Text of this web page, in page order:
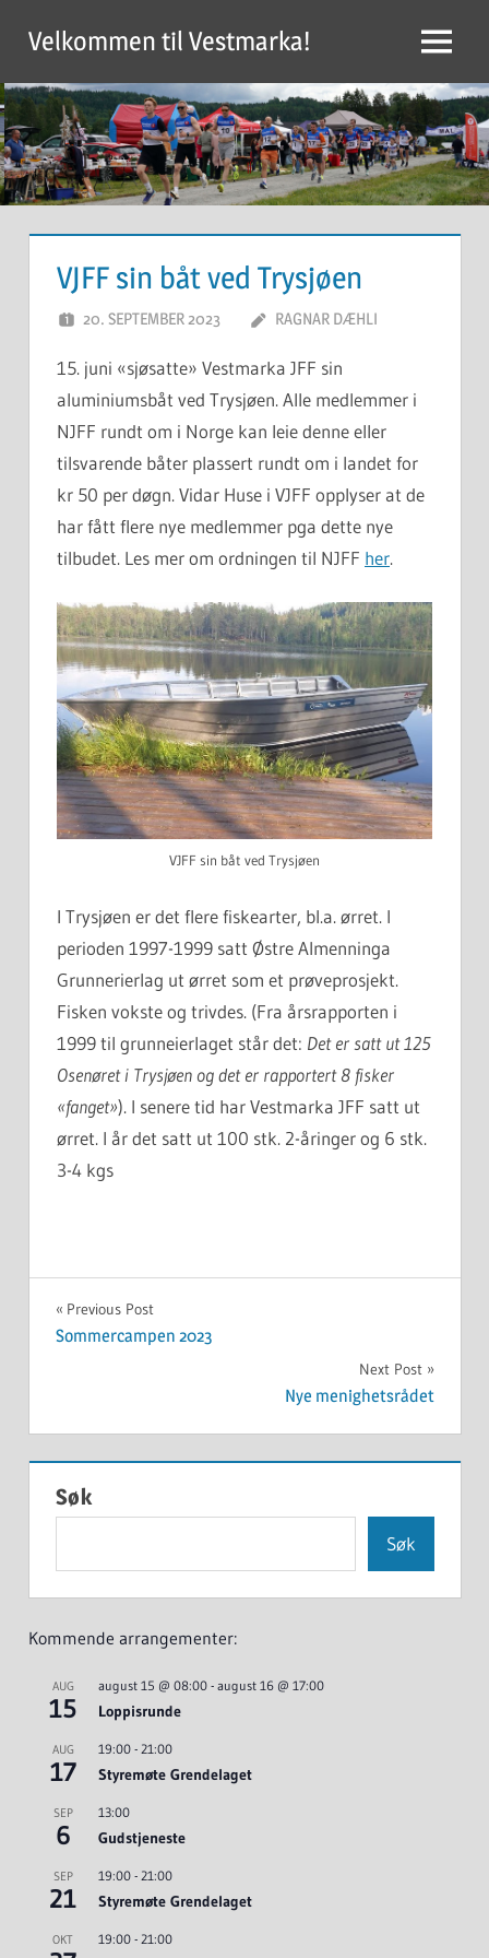
content
Velkommen til Vestmarka! Menu
VJFF sin båt ved Trysjøen
20. SEPTEMBER 2023 RAGNAR DÆHLI
15. juni «sjøsatte» Vestmarka JFF sin
aluminiumsbåt ved Trysjøen. Alle medlemmer i
NJFF rundt om i Norge kan leie denne eller
tilsvarende båter plassert rundt om i landet for
kr 50 per døgn. Vidar Huse i VJFF opplyser at de
har fått flere nye medlemmer pga dette nye
tilbudet. Les mer om ordningen til NJFF her.
VJFF sin båt ved Trysjøen
I Trysjøen er det flere fiskearter, bl.a. ørret. I
perioden 1997-1999 satt Østre Almenninga
Grunnerierlag ut ørret som et prøveprosjekt.
Fisken vokste og trivdes. (Fra årsrapporten i
1999 til grunneierlaget står det: Det er satt ut 125
Osenøret i Trysjøen og det er rapportert 8 fisker
«fanget»). I senere tid har Vestmarka JFF satt ut
ørret. I år det satt ut 100 stk. 2-åringer og 6 stk.
3-4 kgs
Innleggsnavigasjon
Previous Post
Sommercampen 2023
Next Post
Nye menighetsrådet
Søk
Søk
Kommende arrangementer:
AUG
15
august 15 @ 08:00- august 16 @ 17:00
Loppisrunde
AUG
17
19:00- 21:00
Styremøte Grendelaget
SEP
6
13:00
Gudstjeneste
SEP
21
19:00- 21:00
Styremøte Grendelaget
OKT 19:00- 21:00